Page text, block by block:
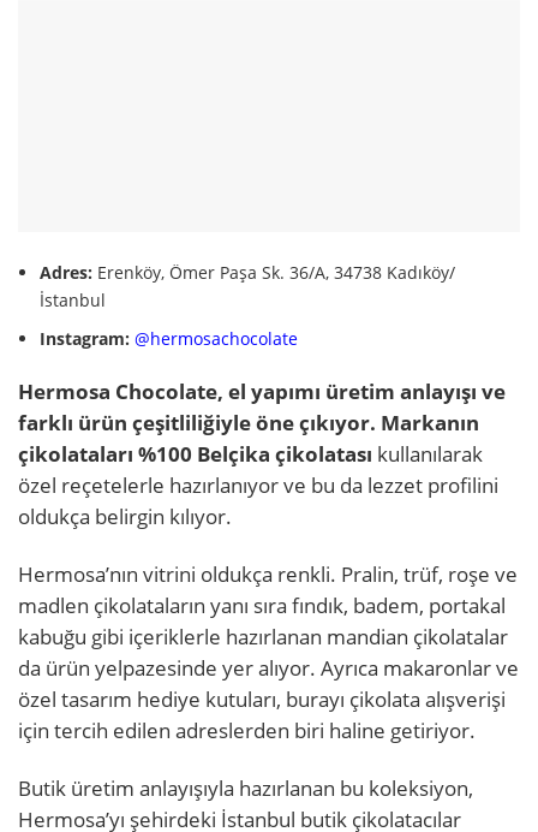
Adres: Erenköy, Ömer Paşa Sk. 36/A, 34738 Kadıköy/
İstanbul
Instagram:@hermosachocolate
Hermosa Chocolate, el yapımı üretim anlayışı ve
farklı ürün çeşitliliğiyle öne çıkıyor. Markanın
çikolataları %100 Belçika çikolatası kullanılarak
özel reçetelerle hazırlanıyor ve bu da lezzet profilini
oldukça belirgin kılıyor.
Hermosa’nın vitrini oldukça renkli. Pralin, trüf, roşe ve
madlen çikolataların yanı sıra fındık, badem, portakal
kabuğu gibi içeriklerle hazırlanan mandian çikolatalar
da ürün yelpazesinde yer alıyor. Ayrıca makaronlar ve
özel tasarım hediye kutuları, burayı çikolata alışverişi
için tercih edilen adreslerden biri haline getiriyor.
Butik üretim anlayışıyla hazırlanan bu koleksiyon,
Hermosa’yı şehirdeki İstanbul butik çikolatacılar